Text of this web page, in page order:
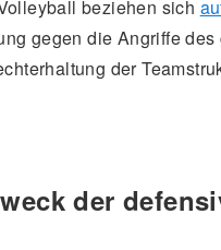
beziehen sich
gegen die Angriffe
der
der